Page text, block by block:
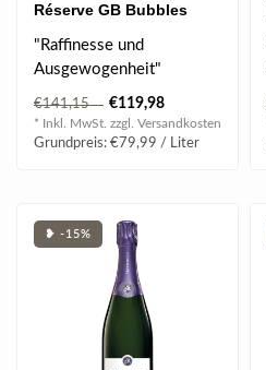
Réserve GB Bubbles
Magnum 1.50 l 12.50 %
vol
"Raffinesse und
Ausgewogenheit"
Taittinger Brut Réserve
wird aus aus perfekt ..
€141,15 €119,98
* Inkl. MwSt. zzgl. Versandkosten
Grundpreis: €79,99 / Liter
❥ -15%